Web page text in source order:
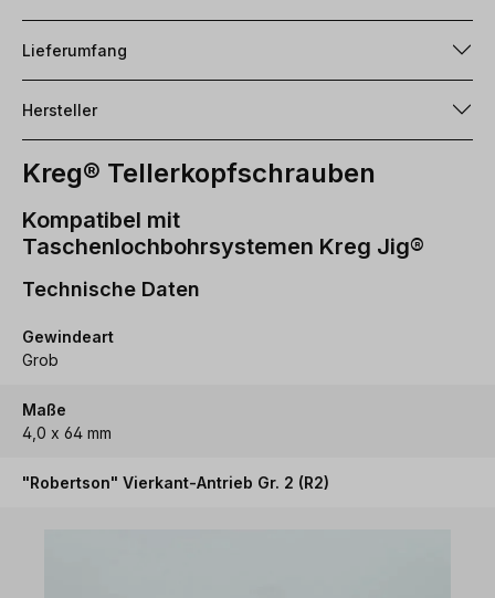
Lieferumfang
Hersteller
Kreg® Tellerkopfschrauben
Kompatibel mit
Taschenlochbohrsystemen Kreg Jig®
Technische Daten
Gewindeart
Grob
Maße
4,0 x 64 mm
"Robertson" Vierkant-Antrieb Gr. 2 (R2)